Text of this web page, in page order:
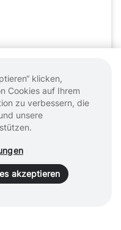
Zentren und
Niveau
klicken,
Cookies auf Ihrem
zu verbessern, die
unsere
akzeptieren